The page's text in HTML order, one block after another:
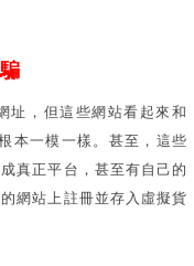
址，但這些網站看起來和
本一模一樣。甚至，這些
真正平台，甚至有自己的
網站上註冊並存入虛擬貨